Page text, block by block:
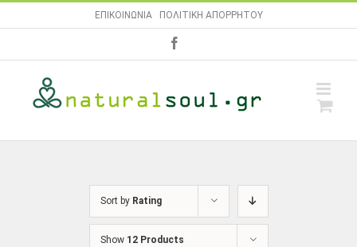
to
ΕΠΙΚΟΙΝΩΝΙΑ| ΠΟΛΙΤΙΚΗ ΑΠΟΡΡΗΤΟΥ
Sort by Rating
Show 12 Products